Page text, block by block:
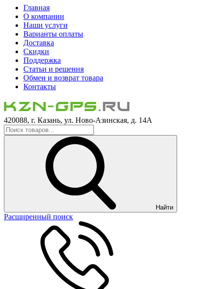
Главная
О компании
Наши услуги
Варианты оплаты
Доставка
Скидки
Поддержка
Статьи и решения
Обмен и возврат товара
Контакты
420088, г. Казань, ул. Ново-Азинская, д. 14А
Найти
Расширенный поиск